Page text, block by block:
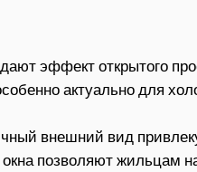
эффект открытого
актуально для
внешний вид
позволяют жильцам